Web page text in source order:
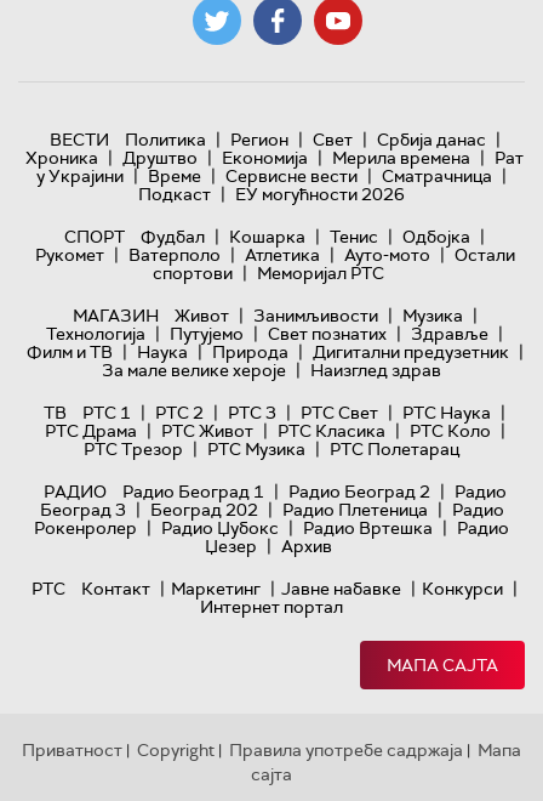
ВЕСТИ Политика | Регион | Свет | Србија данас |
Хроника | Друштво | Економија | Мерила времена | Рат
у Украјини | Време | Сервисне вести | Сматрачница |
Подкаст | ЕУ могућности 2026
СПОРТ
Фудбал | Кошарка | Тенис | Одбојка |
Рукомет | Ватерполо | Атлетика | Ауто-мото | Остали
спортови | Меморијал РТС
МАГАЗИН
Живот | Занимљивости | Музика |
Технологијa | Путујемо | Свет познатих | Здравље |
Филм и ТВ | Наука | Природа | Дигитални предузетник |
За мале велике хероје | Наизглед здрав
ТВ
РТС 1 | РТС 2 | РТС 3 | РТС Свет | РТС Наука |
РТС Драма | РТС Живот | РТС Класика | РТС Коло |
РТС Трезор | РТС Музика | РТС Полетарац
РАДИО
Радио Београд 1 | Радио Београд 2 | Радио
Београд 3 | Београд 202 | Радио Плетеница | Радио
Рокенролер | Радио Џубокс | Радио Вртешка | Радио
Џезер | Архив
РТС
Контакт | Маркетинг | Јавне набавке | Конкурси |
Интернет портал
МАПА САЈТА
Приватност | Copyright | Правила употребе садржаја | Мапа
сајта